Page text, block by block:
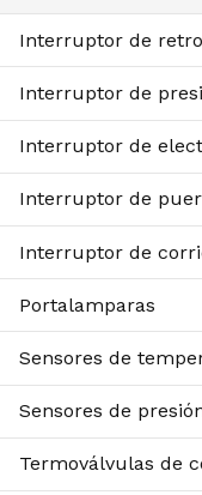
Interruptor de
Interruptor de
Interruptor de
Interruptor de
Interruptor de
Portalamparas
Sensores de
Sensores de
Termoválvulas de